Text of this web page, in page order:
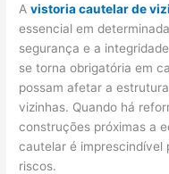
Avistoria cautelar de
essencial em
segurança e a
se torna obrigatória em
possam afetar a
vizinhas. Quando há
construções próximas a
cautelar é imprescindível
riscos.